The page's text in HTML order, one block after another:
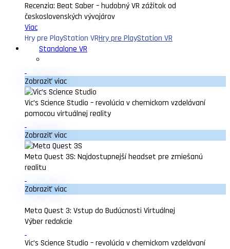
Recenzia: Beat Saber – hudobný VR zážitok od
československých vývojárov
Viac
Hry pre PlayStation VRHry pre PlayStation VR
Standalone VR
Zobraziť viac
Vic’s Science Studio – revolúcia v chemickom vzdelávaní
pomocou virtuálnej reality
Zobraziť viac
Meta Quest 3S: Najdostupnejší headset pre zmiešanú
realitu
Zobraziť viac
Meta Quest 3: Vstup do Budúcnosti Virtuálnej
Výber redakcie
Vic’s Science Studio – revolúcia v chemickom vzdelávaní